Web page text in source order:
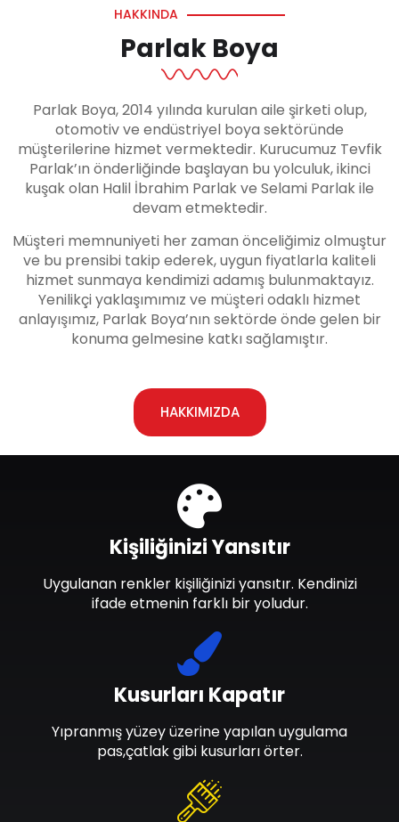
HAKKINDA
Parlak Boya
Parlak Boya, 2014 yılında kurulan aile şirketi olup,
otomotiv ve endüstriyel boya sektöründe
müşterilerine hizmet vermektedir. Kurucumuz Tevfik
Parlak’ın önderliğinde başlayan bu yolculuk, ikinci
kuşak olan Halil İbrahim Parlak ve Selami Parlak ile
devam etmektedir.
Müşteri memnuniyeti her zaman önceliğimiz olmuştur
ve bu prensibi takip ederek, uygun fiyatlarla kaliteli
hizmet sunmaya kendimizi adamış bulunmaktayız.
Yenilikçi yaklaşımımız ve müşteri odaklı hizmet
anlayışımız, Parlak Boya’nın sektörde önde gelen bir
konuma gelmesine katkı sağlamıştır.
HAKKIMIZDA
Kusurları Kapatır
Yıpranmış yüzey üzerine yapılan uygulama
pas,çatlak gibi kusurları örter.
Kişiliğinizi Yansıtır
Uygulanan renkler kişiliğinizi yansıtır. Kendinizi
ifade etmenin farklı bir yoludur.